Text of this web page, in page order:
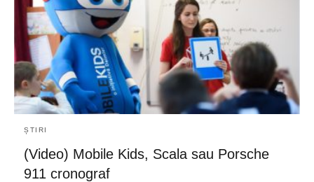
ȘTIRI
(Video) Mobile Kids, Scala sau Porsche
911 cronograf